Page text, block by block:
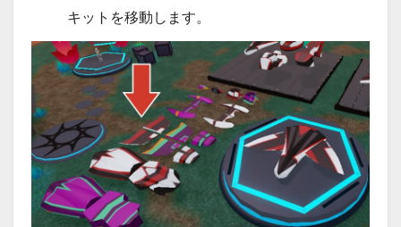
キットを移動します。